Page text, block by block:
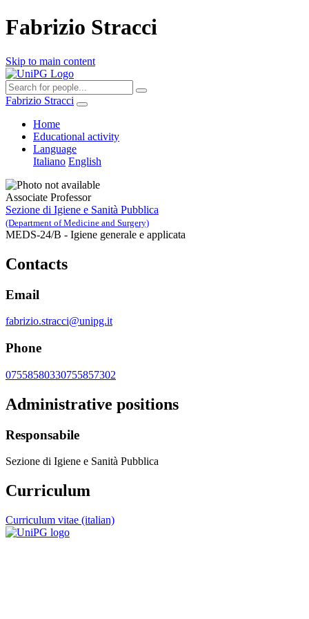
Fabrizio Stracci
Skip to main content
Fabrizio Stracci
Home
Educational activity
Language
Italiano English
Associate Professor
Sezione di Igiene e Sanità Pubblica
(Department of Medicine and Surgery)
MEDS-24/B - Igiene generale e applicata
Contacts
Email
fabrizio.stracci@unipg.it
Phone
07558580330755857302
Administrative positions
Responsabile
Sezione di Igiene e Sanità Pubblica
Curriculum
Curriculum vitae (italian)